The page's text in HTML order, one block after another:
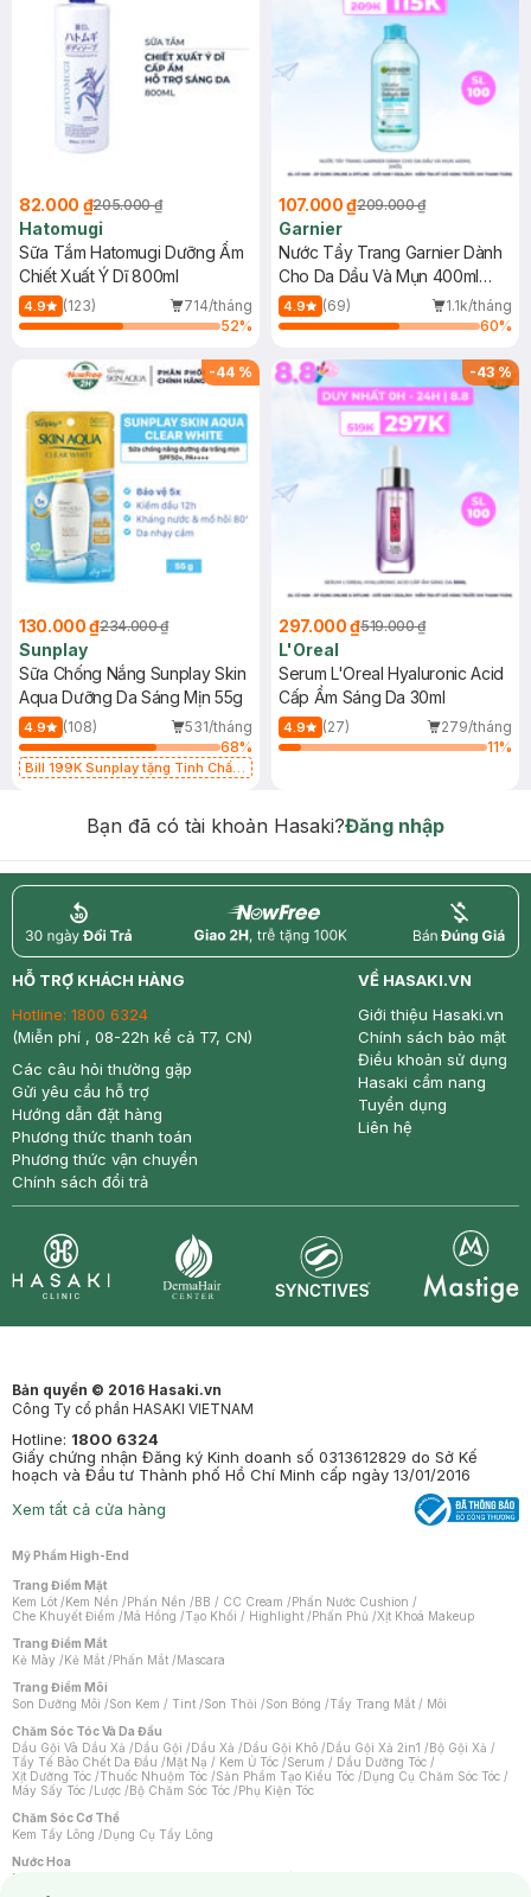
82.000 ₫205.000 ₫
Hatomugi
Sữa Tắm Hatomugi Dưỡng Ẩm
Chiết Xuất Ý Dĩ 800ml
4.9 (123)
714/tháng
52%
107.000 ₫209.000 ₫
Garnier
Nước Tẩy Trang Garnier Dành
Cho Da Dầu Và Mụn 400ml
(Mới)
4.9 (69)
1.1k/tháng
60%
-44 %
130.000 ₫234.000 ₫
Sunplay
Sữa Chống Nắng Sunplay Skin
Aqua Dưỡng Da Sáng Mịn 55g
4.9 (108)
531/tháng
68%
Bill 199K Sunplay tặng Tinh Chất
-43%
297.000 ₫519.000 ₫
L'Oreal
Serum L'Oreal Hyaluronic Acid
Cấp Ẩm Sáng Da 30ml
4.9 (27)
279/tháng
11%
Bạn đã có tài khoản Hasaki?Đăng nhập
return nowfree price
HỖ TRỢ KHÁCH HÀNG
Hotline: 1800 6324
(Miễn phí , 08-22h kể cả T7, CN)
Các câu hỏi thường gặp
Gửi yêu cầu hỗ trợ
Hướng dẫn đặt hàng
Phương thức thanh toán
Phương thức vận chuyển
Chính sách đổi trả
VỀ HASAKI.VN
Giới thiệu Hasaki.vn
Chính sách bảo mật
Điều khoản sử dụng
Hasaki cẩm nang
Tuyển dụng
Liên hệ
Bản quyền © 2016 Hasaki.vn
Công Ty cổ phần HASAKI VIETNAM
Hotline: 1800 6324
Giấy chứng nhận Đăng ký Kinh doanh số 0313612829 do Sở Kế
hoạch và Đầu tư Thành phố Hồ Chí Minh cấp ngày 13/01/2016
Xem tất cả cửa hàng
Mỹ Phẩm High-End
Trang Điểm Mặt
Kem Lót /Kem Nền /Phấn Nền /BB / CC Cream /Phấn Nước Cushion /
Che Khuyết Điểm /Má Hồng /Tạo Khối / Highlight /Phấn Phủ /Xịt Khoá Makeup
Trang Điểm Mắt
Kẻ Mày /Kẻ Mắt /Phấn Mắt /Mascara
Trang Điểm Môi
Son Dưỡng Môi /Son Kem / Tint /Son Thỏi /Son Bóng /Tẩy Trang Mắt / Môi
Chăm Sóc Tóc Và Da Đầu
Dầu Gội Và Dầu Xả /Dầu Gội /Dầu Xả /Dầu Gội Khô /Dầu Gội Xả 2in1 /Bộ Gội Xả /
Tẩy Tế Bào Chết Da Đầu /Mặt Nạ / Kem Ủ Tóc /Serum / Dầu Dưỡng Tóc /
Xịt Dưỡng Tóc /Thuốc Nhuộm Tóc /Sản Phẩm Tạo Kiểu Tóc /Dụng Cụ Chăm Sóc Tóc /
Máy Sấy Tóc /Lược /Bộ Chăm Sóc Tóc /Phụ Kiện Tóc
Chăm Sóc Cơ Thể
Kem Tẩy Lông /Dụng Cụ Tẩy Lông
Nước Hoa
Nước Hoa Nữ